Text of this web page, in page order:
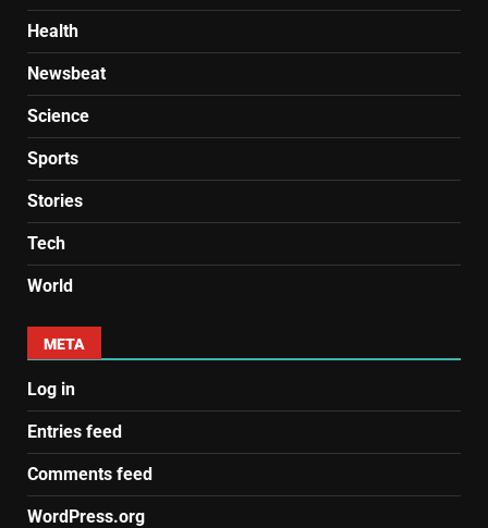
Health
Newsbeat
Science
Sports
Stories
Tech
World
META
Log in
Entries feed
Comments feed
WordPress.org